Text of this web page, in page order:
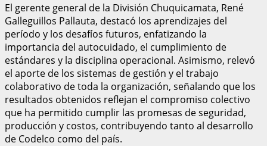
El gerente general de la División Chuquicamata, René
Galleguillos Pallauta, destacó los aprendizajes del
período y los desafíos futuros, enfatizando la
importancia del autocuidado, el cumplimiento de
estándares y la disciplina operacional. Asimismo, relevó
el aporte de los sistemas de gestión y el trabajo
colaborativo de toda la organización, señalando que los
resultados obtenidos reflejan el compromiso colectivo
que ha permitido cumplir las promesas de seguridad,
producción y costos, contribuyendo tanto al desarrollo
de Codelco como del país.